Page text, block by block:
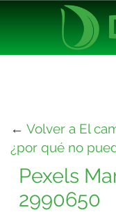
← Volver a El
¿por qué no
Pexels
2990650